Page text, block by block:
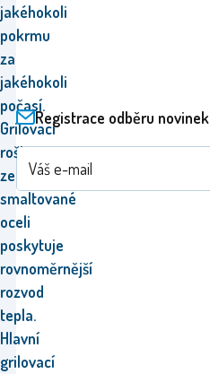
jakéhokoli
pokrmu
za
jakéhokoli
počasí.
Grilovací
rošt
ze
smaltované
oceli
poskytuje
rovnoměrnější
rozvod
tepla.
Hlavní
grilovací
Registrace odběru novinek